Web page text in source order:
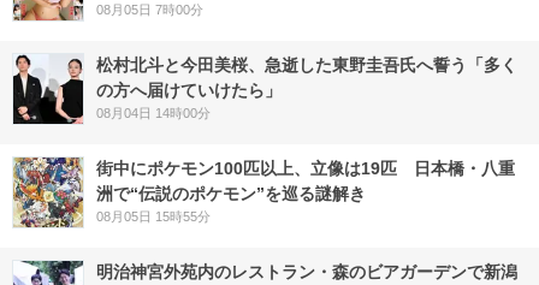
08月05日 7時00分
松村北斗と今田美桜、急逝した東野圭吾氏へ誓う「多く
の方へ届けていけたら」
08月04日 14時00分
街中にポケモン100匹以上、立像は19匹 日本橋・八重
洲で“伝説のポケモン”を巡る謎解き
08月05日 15時55分
明治神宮外苑内のレストラン・森のビアガーデンで新潟